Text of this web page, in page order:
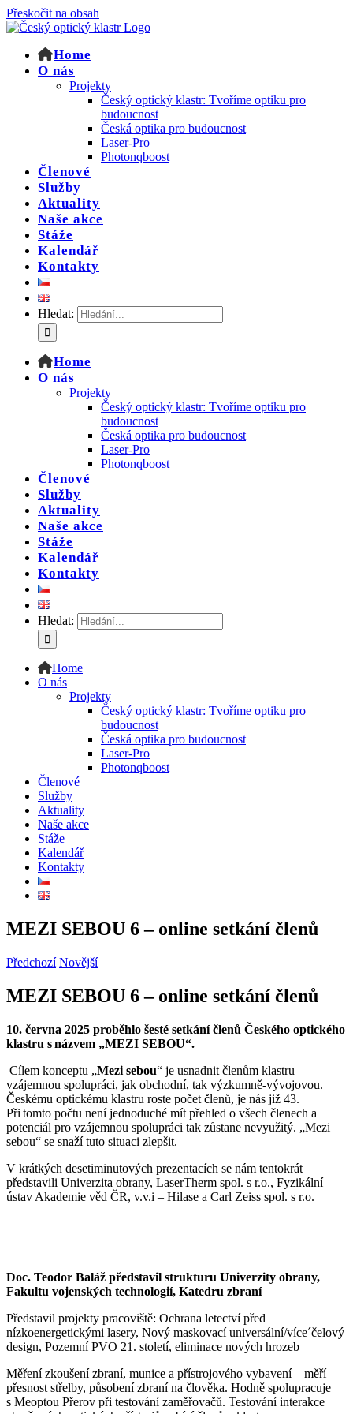
Přeskočit na obsah
Home
O nás
Projekty
Český optický klastr: Tvoříme optiku pro
budoucnost
Česká optika pro budoucnost
Laser-Pro
Photonqboost
Členové
Služby
Aktuality
Naše akce
Stáže
Kalendář
Kontakty
Hledat:
Home
O nás
Projekty
Český optický klastr: Tvoříme optiku pro
budoucnost
Česká optika pro budoucnost
Laser-Pro
Photonqboost
Členové
Služby
Aktuality
Naše akce
Stáže
Kalendář
Kontakty
Hledat:
Home
O nás
Projekty
Český optický klastr: Tvoříme optiku pro
budoucnost
Česká optika pro budoucnost
Laser-Pro
Photonqboost
Členové
Služby
Aktuality
Naše akce
Stáže
Kalendář
Kontakty
MEZI SEBOU 6 – online setkání členů
Předchozí Novější
MEZI SEBOU 6 – online setkání členů
10. června 2025 proběhlo šesté setkání členů Českého optického
klastru s názvem „MEZI SEBOU“.
Cílem konceptu „Mezi sebou“ je usnadnit členům klastru
vzájemnou spolupráci, jak obchodní, tak výzkumně-vývojovou.
Českému optickému klastru roste počet členů, je nás již 43.
Při tomto počtu není jednoduché mít přehled o všech členech a
potenciál pro vzájemnou spolupráci tak zůstane nevyužitý. „Mezi
sebou“ se snaží tuto situaci zlepšit.
V krátkých desetiminutových prezentacích se nám tentokrát
představili Univerzita obrany, LaserTherm spol. s r.o., Fyzikální
ústav Akademie věd ČR, v.v.i – Hilase a Carl Zeiss spol. s r.o.
Doc. Teodor Baláž představil strukturu Univerzity obrany,
Fakultu vojenských technologií, Katedru zbraní
Představil projekty pracoviště: Ochrana letectví před
nízkoenergetickými lasery, Nový maskovací universální/více´čelový
design, Pozemní PVO 21. století, eliminace nových hrozeb
Měření zkoušení zbraní, munice a přístrojového vybavení – měří
přesnost střelby, působení zbraní na člověka. Hodně spolupracuje
s Meoptou Přerov při testování zaměřovačů. Testování interakce